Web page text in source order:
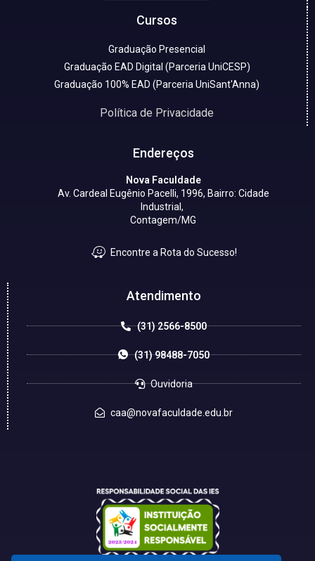
Cursos
Graduação Presencial
Graduação EAD Digital (Parceria UniCESP)
Graduação 100% EAD (Parceria UniSant'Anna)
Política de Privacidade
Endereços
Nova Faculdade
Av. Cardeal Eugênio Pacelli, 1996, Bairro: Cidade
Industrial,
Contagem/MG
Encontre a Rota do Sucesso!
Atendimento
(31) 2566-8500
(31) 98488-7050
Ouvidoria
caa@novafaculdade.edu.br